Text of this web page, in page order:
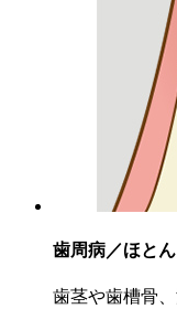
歯周病／ほと
歯茎や歯槽骨